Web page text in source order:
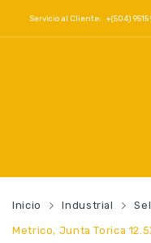
Servicio al Cliente: +(504) 9515
Inicio Industrial
Metrico, Junta Torica